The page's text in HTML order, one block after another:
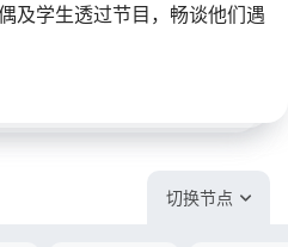
及学生透过节目，畅谈他们遇
切换节点